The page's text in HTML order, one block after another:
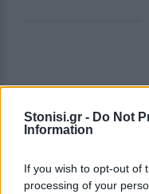
Stonisi.gr - Do Not
Information
If you wish to opt-out of
processing of your
Η ενίσχυση του
στη βελτίωση της